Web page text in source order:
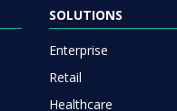
SOLUTIONS
Enterprise
Retail
Healthcare